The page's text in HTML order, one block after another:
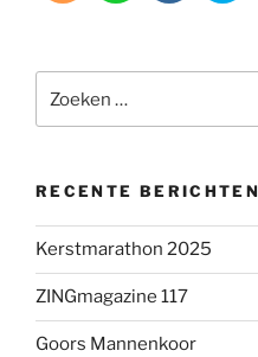
naar:
RECENTE BERICHTEN
Kerstmarathon 2025
ZINGmagazine 117
Goors Mannenkoor